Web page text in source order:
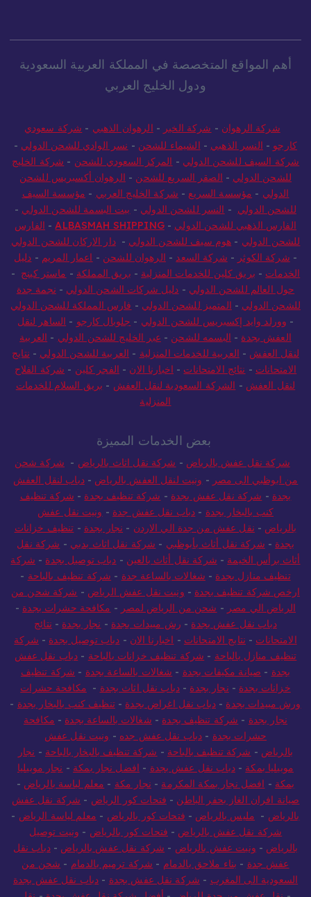
ودول الخليج العربي
كارجو-النسر الذهبي-الشيماء للشحن-نسر الوادي للشحن الدولي
شركة السيف للشحن الدولي-المركز السعودي للشحن-شركة الخليج
للشحن الدولي-الصقر السريع للشحن-الرهوان أكسبريس للشحن
الدولي-مؤسسة السريع-شركة الخليج العربي-مؤسسة السيف
للشحن الدولي-النسر للشحن الدولي-بيت البسمة للشحن الدولي-
الفارس الذهبي للشحن الدولي-
ALBASMAH SHIPPING
-الفارس
للشحن الدولي-هوم سيف للشحن الدولي-دار الاركان للشحن الدولي
-شركة الكوثر -شركة السعد-الرهوان للشحن-اعمار المريم-دليل
الخدمات-بريق كلين للخدمات المنزلية-بريق المملكة-ماستر كينج-
حول العالم للشحن الدولي-دليل شركات الشحن الدولي-نجمة جدة
للشحن الدولي-المتميز للشحن الدولي-فارس المملكة للشحن الدولي
-وورلد وايد إكسبريس للشحن الدولي -جلوبال كارجو-الساهر لنقل
العفش بجدة-البسمه للشحن-عبر الخليج للشحن الدولي-العربية
لنقل العفش- العربية للخدمات المنزلية-العربية للشحن الدولي-نتايج
الامتحانات-نتائج الامتحانات-اخبارنا الان -الفجر كلين-شركة الفلاح
لنقل العفش-الشركة السعودية لنقل العفش-بريق السلام للخدمات
المنزلية
شركة نقل عفش بالرياض -شركة نقل اثاث بالرياض
من ابوظبي الى مصر-ونيت لنقل العفش بالرياض-دباب لنقل العفش
بجدة-شركة نقل عفش بجدة-شركة تنظيف بجدة-شركة تنظيف
كنب بالبخار بجدة-دباب نقل عفش جدة-ونيت نقل عفش
بالرياض-نقل عفش من جدة الي الاردن-نجار بجدة-تنظيف خزانات
بجدة- شركة نقل أثاث بأبوظبي-شركة نقل اثاث بدبي-شركة نقل
أثاث برأس الخيمة-شركة نقل أثاث بالعين-دباب توصيل بجدة-شركة
تنظيف منازل بجدة-شغالات بالساعة جدة-شركة تنظيف بالباحة-
ارخص شركة تنظيف بجدة-ونيت نقل عفش الرياض-شركة شحن من
الرياض الي مصر-شحن من الرياض لمصر-مكافحة حشرات بجدة-
دباب نقل عفش بجدة-رش مبيدات بجدة -نجار بجدة-نتائج
الامتحانات-نتايج الامتحانات -اخبارنا الان-دباب توصيل بجدة-شركة
تنظيف منازل بالباحة-شركة تنظيف خزانات بالباحة-دباب نقل عفش
بجدة-صيانة مكيفات بجدة-شغالات بالساعة بجدة -شركة تنظيف
خزانات بجدة-نجار بجدة- دباب نقل اثاث بجدة-مكافحة حشرات
ورش مبيدات بجدة-دباب نقل اغراض بجدة-تنظيف كنب بالبخار بجدة
نجار بجدة-شركة تنظيف بجدة-شغالات بالساعة بجدة-مكافحة
حشرات بجدة-دباب نقل عفش جده-ونيت نقل عفش
بالرياض-شركة تنظيف بالباحة-شركة تنظيف بالبخار بالباحة
موبيليا بمكة-دباب نقل عفش بجدة-افضل نجار بمكة-نجار موبيليا
بمكة-افضل نجار بمكة المكرمة-نجار مكة-معلم لياسة بالرياض-
صيانة افران الغاز بحفر الباطن-فتحات كور الرياض-شركة نقل عفش
بالرياض-مليس بالرياض-فتحات كور بالرياض-معلم لياسة الرياض-
شركة نقل عفش بالرياض-فتحات كور بالرياض-ونيت توصيل
بالرياض-ونيت عفش بالرياض -شركة نقل عفش بالرياض-دباب نقل
عفش جدة-بناء ملاحق بالدمام-شركة ترميم بالدمام- شحن من
السعودية الى المغرب-شركة نقل عفش بجدة-دباب نقل عفش بجدة
-نقل عفش من جدة للرياض-أفضل شركة نقل عفش بجدة-نقل